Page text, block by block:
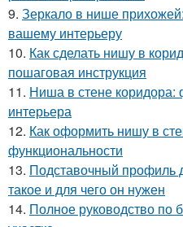
9. Зеркало в нише
вашему интерьеру
10. Как сделать нишу в
пошаговая инструкция
11. Ниша в стене коридора:
интерьера
12. Как оформить нишу в
функциональности
13. Подставочный профиль
такое и для чего он нужен
14. Полное руководство по